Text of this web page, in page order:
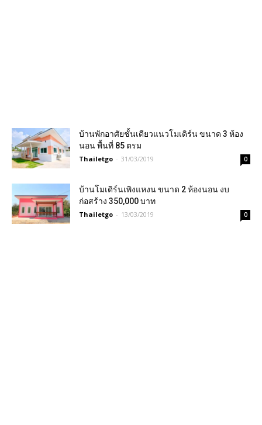
บ้านพักอาศัยชั้นเดียวแนวโมเดิร์น ขนาด 3 ห้อง
นอน พื้นที่ 85 ตรม
Thailetgo - 31/03/2019 0
บ้านโมเดิร์นเพิงแหงน ขนาด 2 ห้องนอน งบ
ก่อสร้าง 350,000 บาท
Thailetgo - 13/03/2019 0